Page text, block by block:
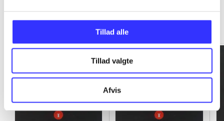
Tillad alle
Tillad valgte
Afvis
Gå til serien